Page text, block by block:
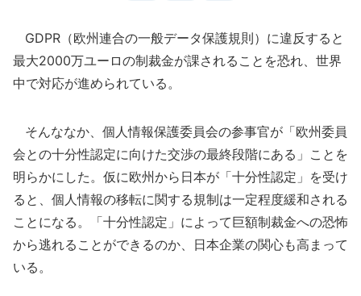
GDPR（欧州連合の一般データ保護規則）に違反すると
最大2000万ユーロの制裁金が課されることを恐れ、世界
中で対応が進められている。
そんななか、個人情報保護委員会の参事官が「欧州委員
会との十分性認定に向けた交渉の最終段階にある」ことを
明らかにした。仮に欧州から日本が「十分性認定」を受け
ると、個人情報の移転に関する規制は一定程度緩和される
ことになる。「十分性認定」によって巨額制裁金への恐怖
から逃れることができるのか、日本企業の関心も高まって
いる。